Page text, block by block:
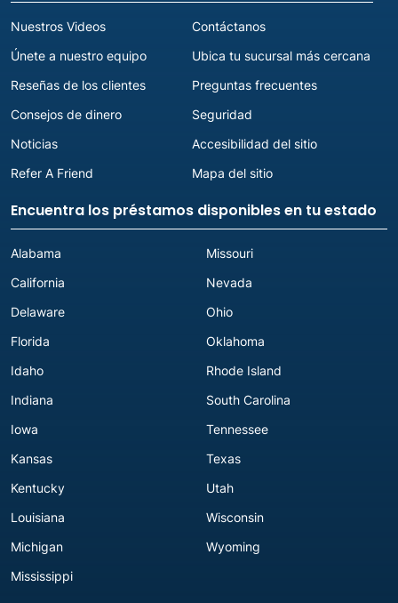
Nuestros Videos
Únete a nuestro equipo
Reseñas de los clientes
Consejos de dinero
Noticias
Refer A Friend
Contáctanos
Ubica tu sucursal más cercana
Preguntas frecuentes
Seguridad
Accesibilidad del sitio
Mapa del sitio
Encuentra los préstamos disponibles en tu estado
Alabama
California
Delaware
Florida
Idaho
Indiana
Iowa
Kansas
Kentucky
Louisiana
Michigan
Mississippi
Missouri
Nevada
Ohio
Oklahoma
Rhode Island
South Carolina
Tennessee
Texas
Utah
Wisconsin
Wyoming